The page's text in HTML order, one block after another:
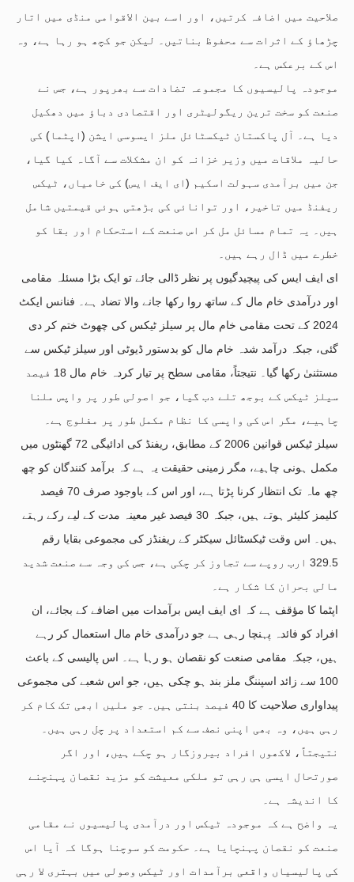
صلاحیت میں اضافہ کرتیں، اور اسے بین الاقوامی منڈی میں اتار
چڑھاؤ کے اثرات سے محفوظ بناتیں۔ لیکن جو کچھ ہو رہا ہے، وہ
اس کے برعکس ہے۔
موجودہ پالیسیوں کا مجموعہ تضادات سے بھرپور ہے، جس نے
صنعت کو سخت ترین ریگولیٹری اور اقتصادی دباؤ میں دھکیل
دیا ہے۔ آل پاکستان ٹیکسٹائل ملز ایسوسی ایشن (اپٹما) کی
حالیہ ملاقات میں وزیر خزانہ کو ان مشکلات سے آگاہ کیا گیا،
جن میں برآمدی سہولت اسکیم (ای ایف ایس) کی خامیاں، ٹیکس
ریفنڈ میں تاخیر، اور توانائی کی بڑھتی ہوئی قیمتیں شامل
ہیں۔ یہ تمام مسائل مل کر اس صنعت کے استحکام اور بقا کو
خطرے میں ڈال رہے ہیں۔
ای ایف ایس کی پیچیدگیوں پر نظر ڈالی جائے تو ایک بڑا مسئلہ مقامی
اور درآمدی خام مال کے ساتھ روا رکھا جانے والا تضاد ہے۔ فنانس ایکٹ
2024 کے تحت مقامی خام مال پر سیلز ٹیکس کی چھوٹ ختم کر دی
گئی، جبکہ درآمد شدہ خام مال کو بدستور ڈیوٹی اور سیلز ٹیکس سے
مستثنیٰ رکھا گیا۔ نتیجتاً، مقامی سطح پر تیار کردہ خام مال 18 فیصد
سیلز ٹیکس کے بوجھ تلے دب گیا، جو اصولی طور پر واپس ملنا
چاہیے، مگر اس کی واپسی کا نظام مکمل طور پر مفلوج ہے۔
سیلز ٹیکس قوانین 2006 کے مطابق، ریفنڈ کی ادائیگی 72 گھنٹوں میں
مکمل ہونی چاہیے، مگر زمینی حقیقت یہ ہے کہ برآمد کنندگان کو چھ
چھ ماہ تک انتظار کرنا پڑتا ہے، اور اس کے باوجود صرف 70 فیصد
کلیمز کلیئر ہوتے ہیں، جبکہ 30 فیصد غیر معینہ مدت کے لیے رکے رہتے
ہیں۔ اس وقت ٹیکسٹائل سیکٹر کے ریفنڈز کی مجموعی بقایا رقم
329.5 ارب روپے سے تجاوز کر چکی ہے، جس کی وجہ سے صنعت شدید
مالی بحران کا شکار ہے۔
اپٹما کا مؤقف ہے کہ ای ایف ایس برآمدات میں اضافے کے بجائے، ان
افراد کو فائدہ پہنچا رہی ہے جو درآمدی خام مال استعمال کر رہے
ہیں، جبکہ مقامی صنعت کو نقصان ہو رہا ہے۔ اس پالیسی کے باعث
100 سے زائد اسپننگ ملز بند ہو چکی ہیں، جو اس شعبے کی مجموعی
پیداواری صلاحیت کا 40 فیصد بنتی ہیں۔ جو ملیں ابھی تک کام کر
رہی ہیں، وہ بھی اپنی نصف سے کم استعداد پر چل رہی ہیں۔
نتیجتاً، لاکھوں افراد بیروزگار ہو چکے ہیں، اور اگر
صورتحال ایسی ہی رہی تو ملکی معیشت کو مزید نقصان پہنچنے
کا اندیشہ ہے۔
یہ واضح ہے کہ موجودہ ٹیکس اور درآمدی پالیسیوں نے مقامی
صنعت کو نقصان پہنچایا ہے۔ حکومت کو سوچنا ہوگا کہ آیا اس
کی پالیسیاں واقعی برآمدات اور ٹیکس وصولی میں بہتری لا رہی